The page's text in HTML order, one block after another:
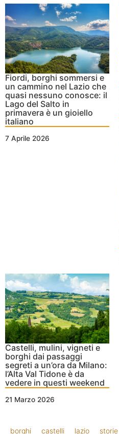
Fiordi, borghi sommersi e
un cammino nel Lazio che
quasi nessuno conosce: il
Lago del Salto in
primavera è un gioiello
italiano
7 Aprile 2026
Castelli, mulini, vigneti e
borghi dai passaggi
segreti a un’ora da Milano:
l’Alta Val Tidone è da
vedere in questi weekend
21 Marzo 2026
borghi castelli lazio storie